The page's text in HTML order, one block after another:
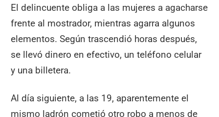
El delincuente obliga a las mujeres a agacharse
frente al mostrador, mientras agarra algunos
elementos. Según trascendió horas después,
se llevó dinero en efectivo, un teléfono celular
y una billetera.
Al día siguiente, a las 19, aparentemente el
mismo ladrón cometió otro robo a menos de